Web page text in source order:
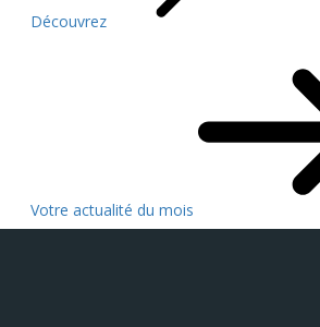
Découvrez
Votre actualité du mois